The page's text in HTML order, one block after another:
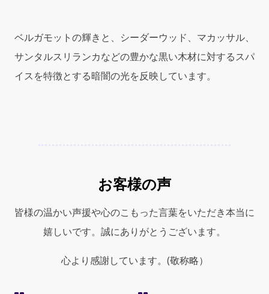
ー
ル
ア
ン
Spray
for
ベルガモットの輝きと、シーダーウッド、マカッサル、
サンタルスリランカなどの豊かな黒い木材に対するスパ
イスを特徴とする暗闇の光を反映しています。
お客様の声
皆様の温かい声援や心のこもった言葉をいただき本当に
嬉しいです。誠にありがとうございます。
心より感謝しています。(敬称略）